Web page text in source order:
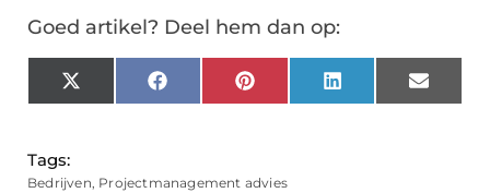
Goed artikel? Deel hem dan op:
X
(Twitter)
FacebookPinterest LinkedIn Email
Tags:
Bedrijven, Projectmanagement advies